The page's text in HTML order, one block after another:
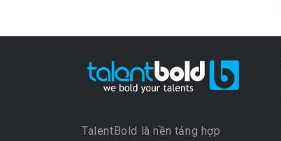
TalentBold là nền tảng hợp